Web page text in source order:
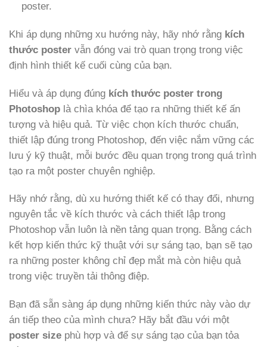
poster.
Khi áp dụng những xu hướng này, hãy nhớ rằng kích
thước poster vẫn đóng vai trò quan trọng trong việc
định hình thiết kế cuối cùng của bạn.
Hiểu và áp dụng đúng kích thước poster trong
Photoshop là chìa khóa để tạo ra những thiết kế ấn
tượng và hiệu quả. Từ việc chọn kích thước chuẩn,
thiết lập đúng trong Photoshop, đến việc nắm vững các
lưu ý kỹ thuật, mỗi bước đều quan trọng trong quá trình
tạo ra một poster chuyên nghiệp.
Hãy nhớ rằng, dù xu hướng thiết kế có thay đổi, nhưng
nguyên tắc về kích thước và cách thiết lập trong
Photoshop vẫn luôn là nền tảng quan trọng. Bằng cách
kết hợp kiến thức kỹ thuật với sự sáng tạo, bạn sẽ tạo
ra những poster không chỉ đẹp mắt mà còn hiệu quả
trong việc truyền tải thông điệp.
Bạn đã sẵn sàng áp dụng những kiến thức này vào dự
án tiếp theo của mình chưa? Hãy bắt đầu với một
poster size phù hợp và để sự sáng tạo của bạn tỏa